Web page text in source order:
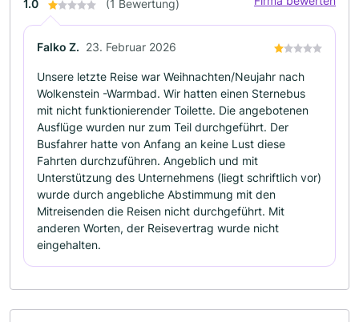
1.0 (1 Bewertung)
Falko Z. 23. Februar 2026
Unsere letzte Reise war Weihnachten/Neujahr nach
Wolkenstein -Warmbad. Wir hatten einen Sternebus
mit nicht funktionierender Toilette. Die angebotenen
Ausflüge wurden nur zum Teil durchgeführt. Der
Busfahrer hatte von Anfang an keine Lust diese
Fahrten durchzuführen. Angeblich und mit
Unterstützung des Unternehmens (liegt schriftlich vor)
wurde durch angebliche Abstimmung mit den
Mitreisenden die Reisen nicht durchgeführt. Mit
anderen Worten, der Reisevertrag wurde nicht
eingehalten.